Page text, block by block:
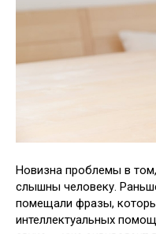
Новизна проблемы в
слышны человеку.
помещали фразы,
интеллектуальных